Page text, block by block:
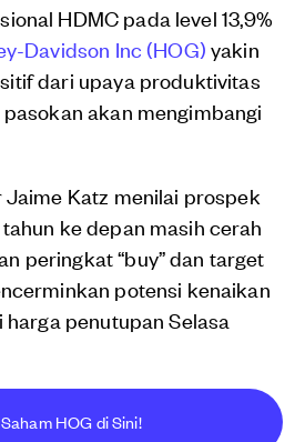
HDMC pada level 13,9%
Davidson Inc (HOG) yakin
dari upaya produktivitas
akan mengimbangi
Katz menilai prospek
ke depan masih cerah
peringkat “buy” dan target
potensi kenaikan
penutupan Selasa
HOG di Sini!